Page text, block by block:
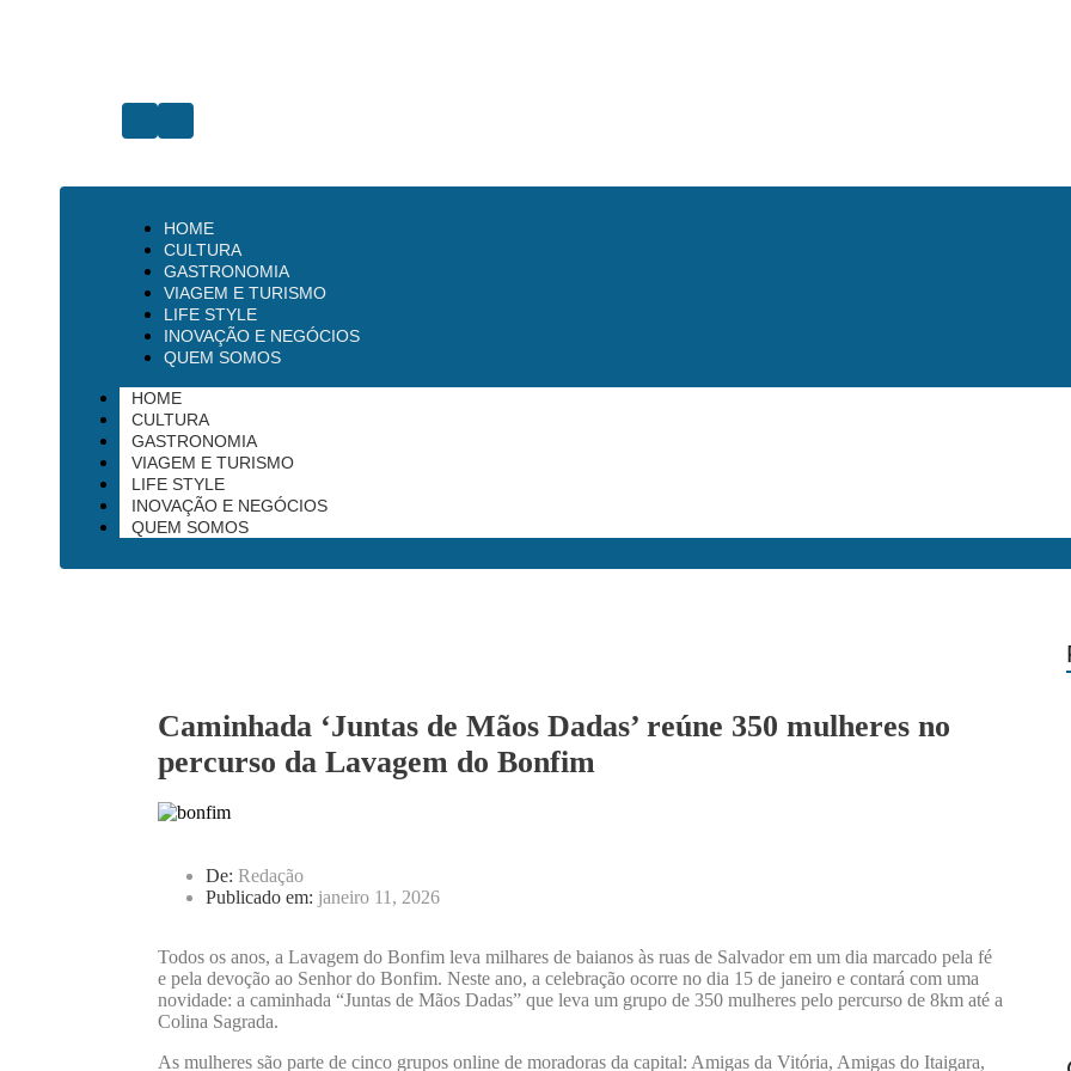
HOME
CULTURA
GASTRONOMIA
VIAGEM E TURISMO
LIFE STYLE
INOVAÇÃO E NEGÓCIOS
QUEM SOMOS
HOME
CULTURA
GASTRONOMIA
VIAGEM E TURISMO
LIFE STYLE
INOVAÇÃO E NEGÓCIOS
QUEM SOMOS
Caminhada ‘Juntas de Mãos Dadas’ reúne 350 mulheres no
percurso da Lavagem do Bonfim
De: Redação
Publicado em: janeiro 11, 2026
Todos os anos, a Lavagem do Bonfim leva milhares de baianos às ruas de Salvador em um dia marcado pela fé
e pela devoção ao Senhor do Bonfim. Neste ano, a celebração ocorre no dia 15 de janeiro e contará com uma
novidade: a caminhada “Juntas de Mãos Dadas” que leva um grupo de 350 mulheres pelo percurso de 8km até a
Colina Sagrada.
As mulheres são parte de cinco grupos online de moradoras da capital: Amigas da Vitória, Amigas do Itaigara,